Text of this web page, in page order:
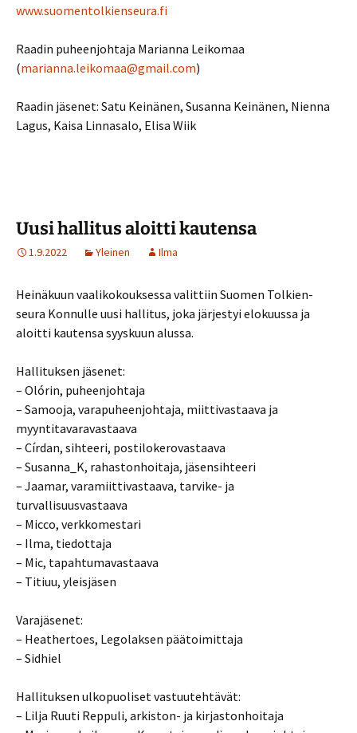
www.suomentolkienseura.fi
Raadin puheenjohtaja Marianna Leikomaa
(marianna.leikomaa@gmail.com)
Raadin jäsenet: Satu Keinänen, Susanna Keinänen, Nienna
Lagus, Kaisa Linnasalo, Elisa Wiik
Uusi hallitus aloitti kautensa
1.9.2022 Yleinen Ilma
Heinäkuun vaalikokouksessa valittiin Suomen Tolkien-
seura Konnulle uusi hallitus, joka järjestyi elokuussa ja
aloitti kautensa syyskuun alussa.
Hallituksen jäsenet:
– Olórin, puheenjohtaja
– Samooja, varapuheenjohtaja, miittivastaava ja
myyntitavaravastaava
– Círdan, sihteeri, postilokerovastaava
– Susanna_K, rahastonhoitaja, jäsensihteeri
– Jaamar, varamiittivastaava, tarvike- ja
turvallisuusvastaava
– Micco, verkkomestari
– Ilma, tiedottaja
– Mic, tapahtumavastaava
– Titiuu, yleisjäsen
Varajäsenet:
– Heathertoes, Legolaksen päätoimittaja
– Sidhiel
Hallituksen ulkopuoliset vastuutehtävät:
– Lilja Ruuti Reppuli, arkiston- ja kirjastonhoitaja